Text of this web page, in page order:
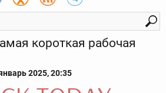
короткая рабочая
2025, 20:35